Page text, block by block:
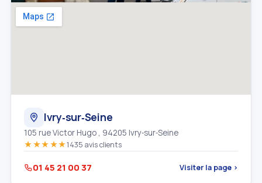
Ivry‑sur‑Seine
105 rue Victor Hugo , 94205 Ivry‑sur‑Seine
★★★★★1435 avis clients
01 45 21 00 37 Visiter la page ›